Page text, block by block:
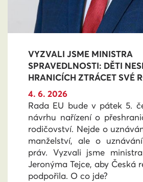
VYZVALI JSME MINISTRA
SPRAVEDLNOSTI: DĚTI
HRANICÍCH ZTRÁCET SVÉ
4. 6. 2026
Rada EU bude v pátek 5.
návrhu nařízení o
rodičovství. Nejde o
manželství, ale o
práv. Vyzvali jsme
Jeronýma Tejce, aby Česká
podpořila. O co jde?